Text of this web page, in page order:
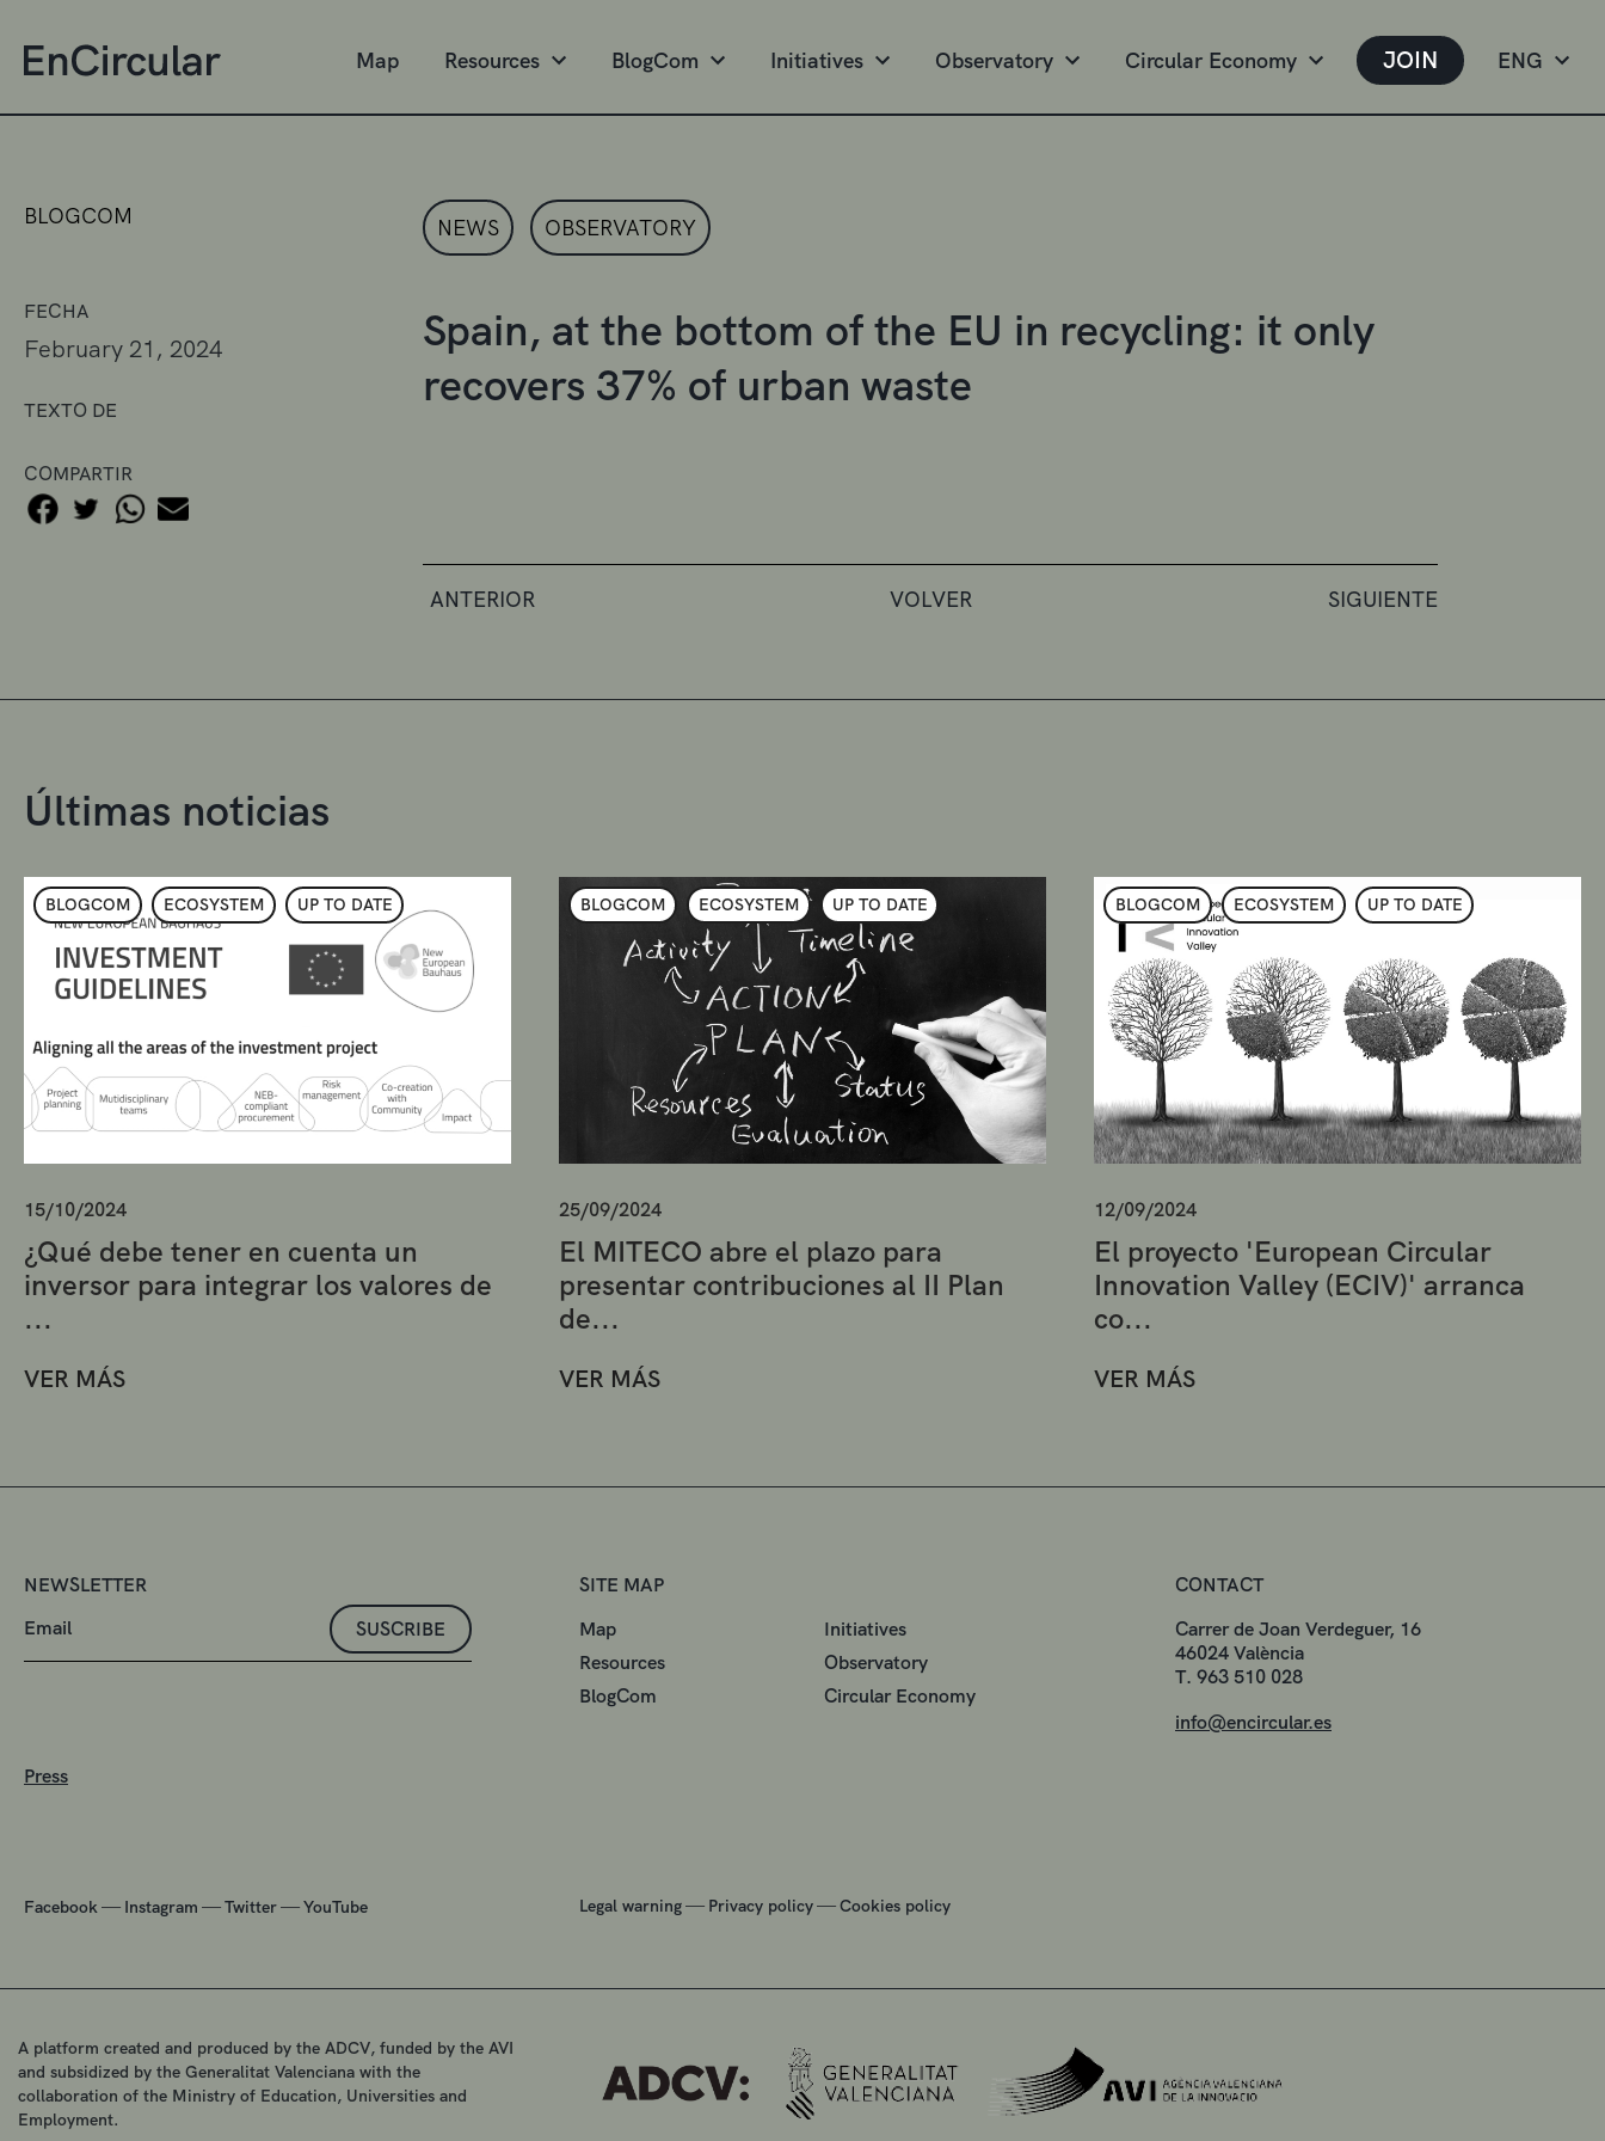
Map Resources BlogCom Initiatives Observatory Circular Economy JOIN ENG
BLOGCOM
FECHA
February 21, 2024
TEXTO DE
COMPARTIR
NEWS OBSERVATORY
Spain, at the bottom of the EU in recycling: it only
recovers 37% of urban waste
ANTERIOR VOLVER SIGUIENTE
Últimas noticias
BLOGCOM ECOSYSTEM UP TO DATE
15/10/2024
¿Qué debe tener en cuenta un
inversor para integrar los valores de
...
VER MÁS
BLOGCOM ECOSYSTEM UP TO DATE
25/09/2024
El MITECO abre el plazo para
presentar contribuciones al II Plan
de...
VER MÁS
BLOGCOM ECOSYSTEM UP TO DATE
12/09/2024
El proyecto 'European Circular
Innovation Valley (ECIV)' arranca
co...
VER MÁS
NEWSLETTER
SUSCRIBE
Press
Facebook — Instagram —Twitter—YouTube
SITE MAP
Map
Initiatives
Resources
Observatory
BlogCom
Circular Economy
Legal warning— Privacy policy—Cookies policy
CONTACT
Carrer de Joan Verdeguer, 16
46024 València
T. 963 510 028
info@encircular.es
A platform created and produced by the ADCV, funded by the AVI
and subsidized by the Generalitat Valenciana with the
collaboration of the Ministry of Education, Universities and
Employment.